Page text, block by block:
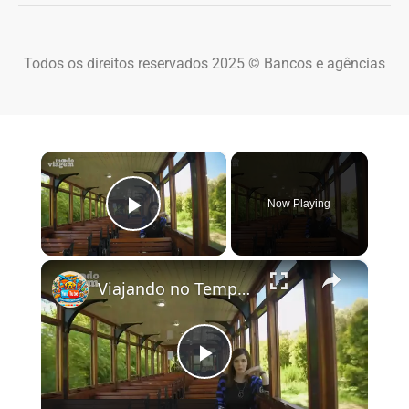
Todos os direitos reservados 2025 © Bancos e agências
×
Play Video
Now Playing
×
Play Video
Viajando no Tempo Pela África do Sul: Cape Town, Pretória e Soweto 🇿🇦✨